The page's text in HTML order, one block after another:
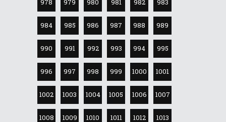
978 979 980 981 982 983
984 985 986 987 988 989
990 991 992 993 994 995
996 997 998 999 1000 1001
1002 1003 1004 1005 1006 1007
1008 1009 1010 1011 1012 1013